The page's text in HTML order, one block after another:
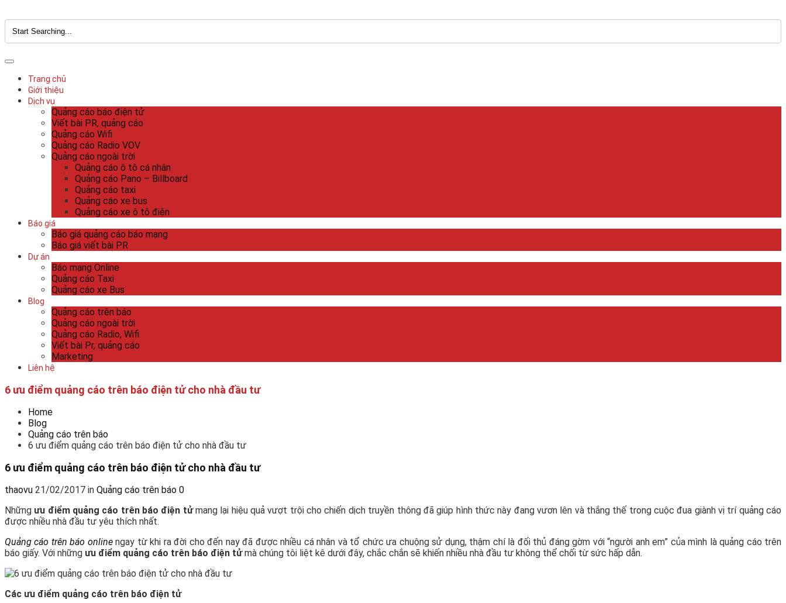
Trang chủ
Giới thiệu
Dịch vụ
Quảng cáo báo điện tử
Viết bài PR, quảng cáo
Quảng cáo Wifi
Quảng cáo Radio VOV
Quảng cáo ngoài trời
Quảng cáo ô tô cá nhân
Quảng cáo Pano – Billboard
Quảng cáo taxi
Quảng cáo xe bus
Quảng cáo xe ô tô điện
Báo giá
Báo giá quảng cáo báo mạng
Báo giá viết bài PR
Dự án
Báo mạng Online
Quảng cáo Taxi
Quảng cáo xe Bus
Blog
Quảng cáo trên báo
Quảng cáo ngoài trời
Quảng cáo Radio, Wifi
Viết bài Pr, quảng cáo
Marketing
Liên hệ
6 ưu điểm quảng cáo trên báo điện tử cho nhà đầu tư
Home
Blog
Quảng cáo trên báo
6 ưu điểm quảng cáo trên báo điện tử cho nhà đầu tư
6 ưu điểm quảng cáo trên báo điện tử cho nhà đầu tư
thaovu 21/02/2017 in Quảng cáo trên báo 0
Những ưu điểm quảng cáo trên báo điện tửmang lại hiệu quả vượt trội cho chiến dịch truyền thông đã giúp hình thức này đang vươn lên và thắng thế trong cuộc đua giành vị trí quảng cáo
được nhiều nhà đầu tư yêu thích nhất.
Quảng cáo trên báo onlinengay từ khi ra đời cho đến nay đã được nhiều cá nhân và tổ chức ưa chuộng sử dụng, thậm chí là đối thủ đáng gờm với “người anh em” của mình là quảng cáo trên
báo giấy. Với những ưu điểm quảng cáo trên báo điện tửmà chúng tôi liệt kê dưới đây, chắc chắn sẽ khiến nhiều nhà đầu tư không thể chối từ sức hấp dẫn.
Các ưu điểm quảng cáo trên báo điện tử